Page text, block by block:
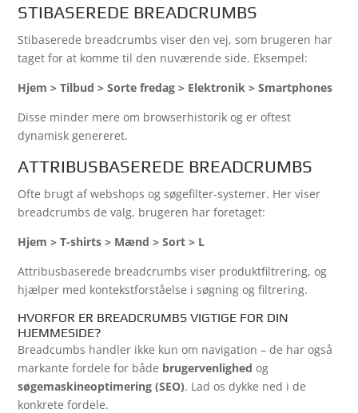
STIBASEREDE BREADCRUMBS
Stibaserede breadcrumbs viser den vej, som brugeren har
taget for at komme til den nuværende side. Eksempel:
Hjem > Tilbud > Sorte fredag > Elektronik > Smartphones
Disse minder mere om browserhistorik og er oftest
dynamisk genereret.
ATTRIBUSBASEREDE BREADCRUMBS
Ofte brugt af webshops og søgefilter-systemer. Her viser
breadcrumbs de valg, brugeren har foretaget:
Hjem > T-shirts > Mænd > Sort > L
Attribusbaserede breadcrumbs viser produktfiltrering, og
hjælper med kontekstforståelse i søgning og filtrering.
HVORFOR ER BREADCRUMBS VIGTIGE FOR DIN
HJEMMESIDE?
Breadcumbs handler ikke kun om navigation – de har også
markante fordele for både brugervenlighed og
søgemaskineoptimering (SEO). Lad os dykke ned i de
konkrete fordele.